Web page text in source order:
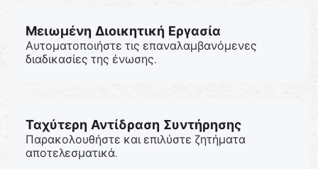
Μειωμένη Διοικητική Εργασία
Αυτοματοποιήστε τις επαναλαμβανόμενες
διαδικασίες της ένωσης.
Ταχύτερη Αντίδραση Συντήρησης
Παρακολουθήστε και επιλύστε ζητήματα
αποτελεσματικά.